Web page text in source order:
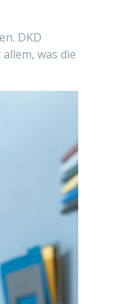
DKD
was die